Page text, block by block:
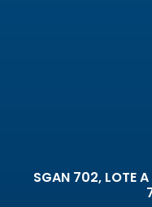
SGAN 702, LOTE